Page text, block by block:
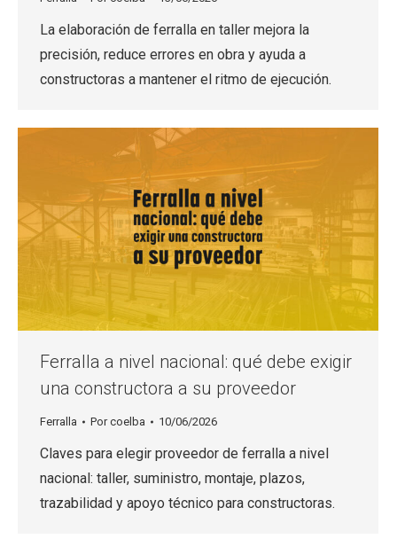
La elaboración de ferralla en taller mejora la
precisión, reduce errores en obra y ayuda a
constructoras a mantener el ritmo de ejecución.
Ferralla a nivel nacional: qué debe exigir
una constructora a su proveedor
Ferralla Porcoelba 10/06/2026
Claves para elegir proveedor de ferralla a nivel
nacional: taller, suministro, montaje, plazos,
trazabilidad y apoyo técnico para constructoras.